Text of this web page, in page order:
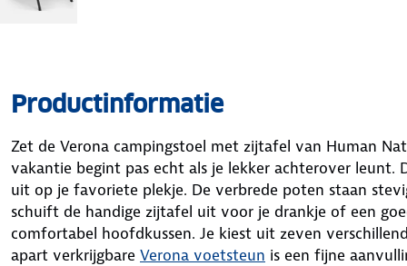
Productinformatie
Zet de Verona campingstoel met zijtafel van Human
vakantie begint pas echt als je lekker achterover leunt.
uit op je favoriete plekje. De verbrede poten staan
schuift de handige zijtafel uit voor je drankje of een
comfortabel hoofdkussen. Je kiest uit zeven
apart verkrijgbare Verona voetsteun is een fijne